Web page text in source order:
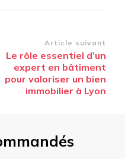
Article suivant
Le rôle essentiel d’un
expert en bâtiment
pour valoriser un bien
immobilier à Lyon